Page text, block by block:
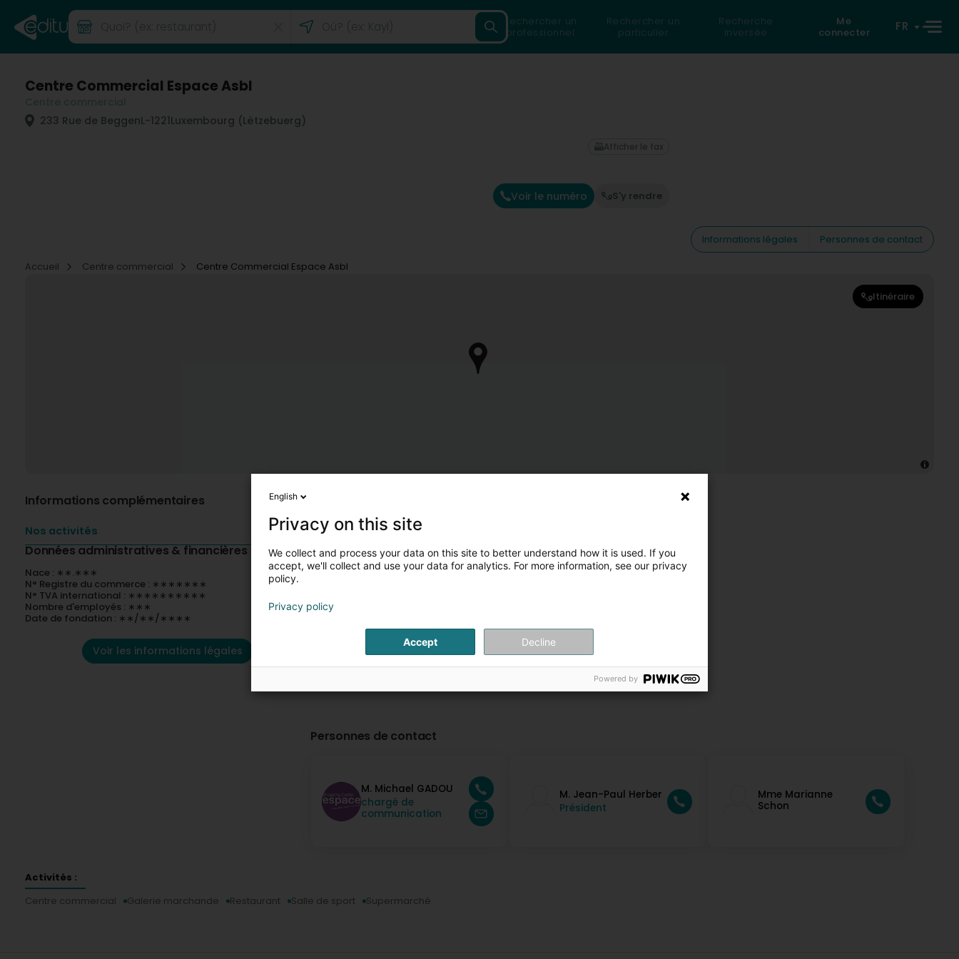
Rechercher un
professionnel
Rechercher un
particulier
Recherche
inversée
Me
connecter
FR
Centre Commercial Espace Asbl
233 Rue de BeggenL-1221Luxembourg (Lëtzebuerg)
Voir le numéro S'y rendre
Afficher le fax
Informations légales
Personnes de contact
Accueil
Centre commercial Centre Commercial Espace Asbl
Itinéraire
Informations complémentaires
Nos activités
Données administratives & financières
Nace : ∗∗.∗∗∗
N° Registre du commerce : ∗∗∗∗∗∗∗
N° TVA international : ∗∗∗∗∗∗∗∗∗∗
Nombre d'employés : ∗∗∗
Date de fondation : ∗∗/∗∗/∗∗∗∗
Voir les informations légales
Personnes de contact
M. Michael GADOU
chargé de
communication
M. Jean-Paul Herber
Président
Mme Marianne
Schon
Activités :
Centre commercial
Galerie marchande Restaurant Salle de sport Supermarché
English
Privacy on this site
We collect and process your data on this site to better understand how it is used. If you
accept, we'll collect and use your data for analytics. For more information, see our privacy
policy.
Privacy policy
Accept Decline
Powered by